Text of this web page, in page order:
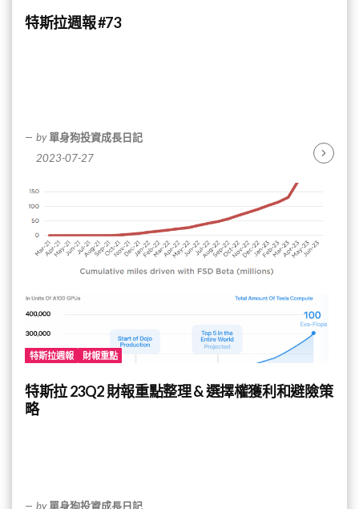
特斯拉週報 #73
by 單身狗投資成長日記
2023-07-27
特斯拉週報 財報重點
特斯拉 23Q2 財報重點整理 & 選擇權獲利和避險策
略
by 單身狗投資成長日記